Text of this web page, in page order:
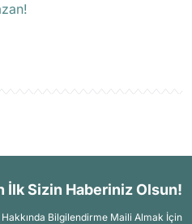
İlk Sizin Haberiniz Olsun!
Bilgilendirme Maili Almak İçin